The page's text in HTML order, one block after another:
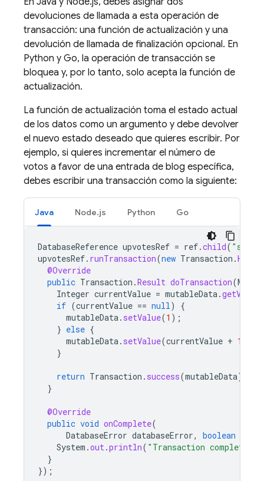
devoluciones de llamada a esta operación de
transacción: una función de actualización y una
devolución de llamada de finalización opcional. En
Python y Go, la operación de transacción se
bloquea y, por lo tanto, solo acepta la función de
actualización.
La función de actualización toma el estado actual
de los datos como un argumento y debe devolver
el nuevo estado deseado que quieres escribir. Por
ejemplo, si quieres incrementar el número de
votos a favor de una entrada de blog específica,
debes escribir una transacción como la siguiente:
Java Node.js Python Go
DatabaseReference upvotesRef = ref.child(
upvotesRef. runTransaction(new Transaction .
@Override
public Transaction .Result doTransaction(
Integer currentValue = mutableData.getValue
if (currentValue == null)
{
mutableData. setValue(1 );
} else {
mutableData. setValue(currentValue + 1
}
return Transaction . success(mutableData);
}
@Override
public void onComplete(
DatabaseError databaseError, boolean
System .out.println( "Transaction completed"
}
});